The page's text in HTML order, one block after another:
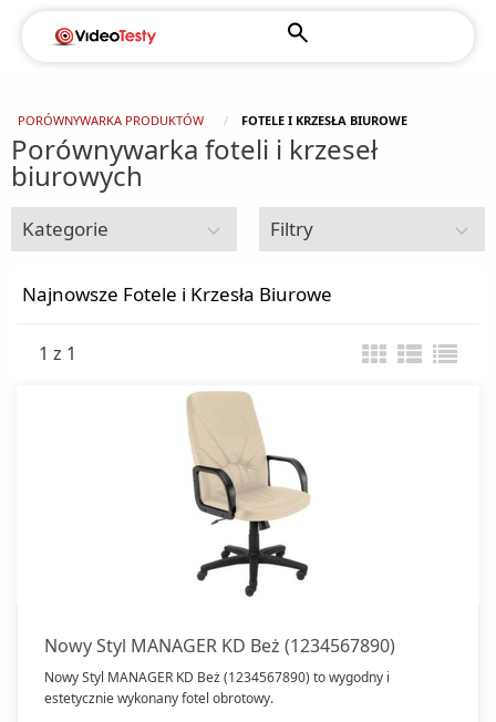
PORÓWNYWARKA PRODUKTÓW FOTELE I KRZESŁA BIUROWE
Porównywarka foteli i krzeseł
biurowych
Kategorie Filtry
Bindownice
Fotele i Krzesła Biurowe
Kopiarki
Laminatory
Liczarki pieniędzy
Najnowsze Fotele i Krzesła Biurowe
1 z 1
Nowy Styl MANAGER KD Beż (1234567890)
Nowy Styl MANAGER KD Beż (1234567890) to wygodny i
estetycznie wykonany fotel obrotowy.